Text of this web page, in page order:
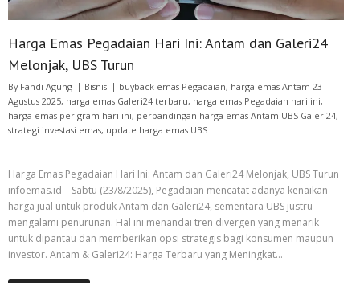
Harga Emas Pegadaian Hari Ini: Antam dan Galeri24
Melonjak, UBS Turun
By Fandi Agung Bisnis buyback emas Pegadaian, harga emas Antam 23
Agustus 2025, harga emas Galeri24 terbaru, harga emas Pegadaian hari ini,
harga emas per gram hari ini, perbandingan harga emas Antam UBS Galeri24,
strategi investasi emas, update harga emas UBS
Harga Emas Pegadaian Hari Ini: Antam dan Galeri24 Melonjak, UBS Turun
infoemas.id – Sabtu (23/8/2025), Pegadaian mencatat adanya kenaikan
harga jual untuk produk Antam dan Galeri24, sementara UBS justru
mengalami penurunan. Hal ini menandai tren divergen yang menarik
untuk dipantau dan memberikan opsi strategis bagi konsumen maupun
investor. Antam & Galeri24: Harga Terbaru yang Meningkat…